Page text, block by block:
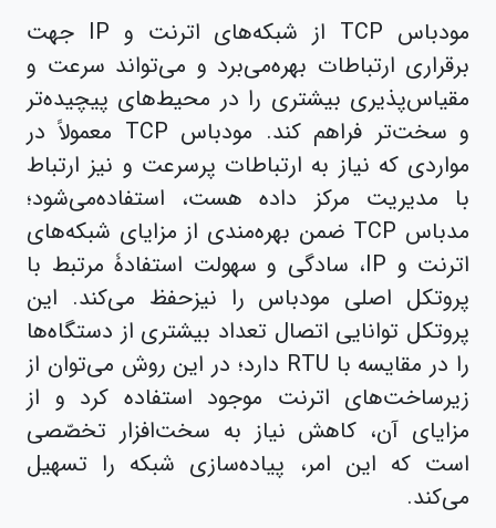
مودباس TCP از شبکه‌های اترنت و IP جهت
برقراری ارتباطات بهره‌می‌برد و می‌تواند سرعت و
مقیاس‌پذیری بیشتری را در محیط‌های پیچیده‌تر
و سخت‌تر فراهم ‌کند. مودباس TCP معمولاً در
مواردی که نیاز به ارتباطات پرسرعت و نیز ارتباط
با مدیریت مرکز داده هست، استفاده‌می‌شود؛
مدباس TCP ضمن بهره‌مندی از مزایای شبکه‌های
اترنت و IP، سادگی و سهولت استفادۀ مرتبط با
پروتکل اصلی مودباس را نیزحفظ می‌کند. این
پروتکل توانایی اتصال تعداد بیشتری از دستگاه‌ها
را در مقایسه با RTU دارد؛ در این روش می‌توان از
زیرساخت‌های اترنت موجود استفاده کرد و از
مزایای آن، کاهش نیاز به سخت‌افزار تخصّصی
است که این امر، پیاده‌سازی شبکه را تسهیل
می‌کند.